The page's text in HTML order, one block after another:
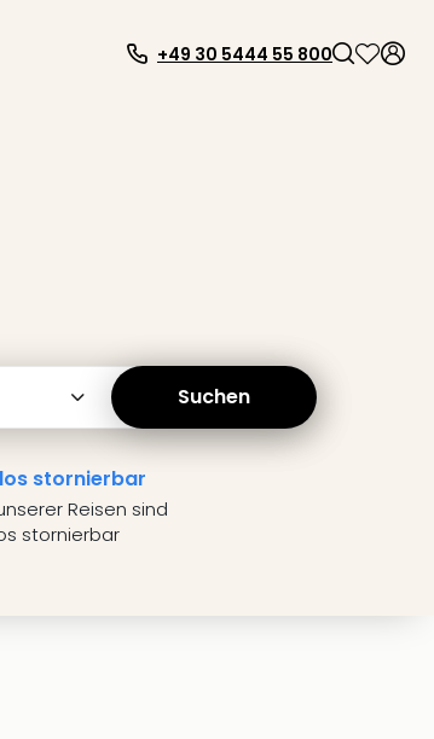
+49 30 5444 55 800
Suchen
stornierbar
Reisen sind
stornierbar